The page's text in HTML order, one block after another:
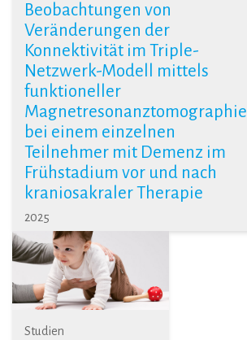
Beobachtungen von
Veränderungen der
Konnektivität im Triple-
Netzwerk-Modell mittels
funktioneller
Magnetresonanztomographie
bei einem einzelnen
Teilnehmer mit Demenz im
Frühstadium vor und nach
kraniosakraler Therapie
2025
Studien